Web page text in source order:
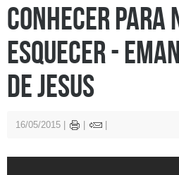
Conhecer Para
Esquecer -
de Jesus
16/05/2015